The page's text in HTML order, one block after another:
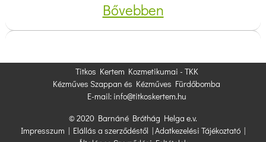
Bővebben
Titkos Kertem Kozmetikumai - TKK
Kézműves Szappan és Kézműves Fürdőbomba
E-mail: info@titkoskertem.hu
© 2020 Barnáné Bróthág Helga e.v.
Impresszum | Elállás a szerződéstől |Adatkezelési Tájékoztató |